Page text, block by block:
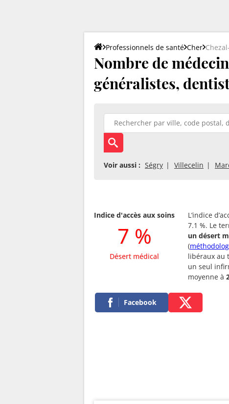
Professionnels de santé Cher
Nombre de
généralistes,
Voir aussi : Ségry Villecelin
Indice d'accès aux soins
7 %
Désert médical
L’indice
7.1 %. Le
un désert
(
libéraux au
un seul
moyenne à
Facebook